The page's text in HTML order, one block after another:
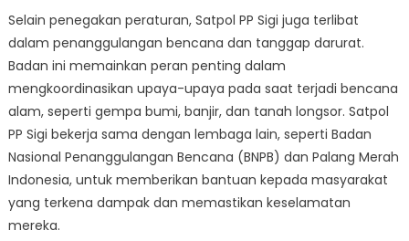
Selain penegakan peraturan, Satpol PP Sigi juga terlibat
dalam penanggulangan bencana dan tanggap darurat.
Badan ini memainkan peran penting dalam
mengkoordinasikan upaya-upaya pada saat terjadi bencana
alam, seperti gempa bumi, banjir, dan tanah longsor. Satpol
PP Sigi bekerja sama dengan lembaga lain, seperti Badan
Nasional Penanggulangan Bencana (BNPB) dan Palang Merah
Indonesia, untuk memberikan bantuan kepada masyarakat
yang terkena dampak dan memastikan keselamatan
mereka.